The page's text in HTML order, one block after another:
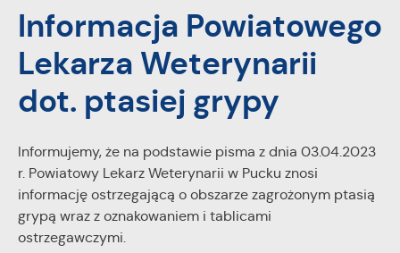
Informacja Powiatowego
Lekarza Weterynarii
dot. ptasiej grypy
Informujemy, że na podstawie pisma z dnia 03.04.2023
r. Powiatowy Lekarz Weterynarii w Pucku znosi
informację ostrzegającą o obszarze zagrożonym ptasią
grypą wraz z oznakowaniem i tablicami
ostrzegawczymi.
personalizację określonych funkcjonalności czy
prezentowanych treści.
Dzięki tym plikom cookies możemy zapewnić Ci większy
komfort korzystania z funkcjonalności naszej strony poprzez
dopasowanie jej do Twoich indywidualnych preferencji.
Wyrażenie zgody na funkcjonalne i personalizacyjne pliki
stronie.
Więcej
Analityczne
Analityczne pliki cookies pomagają nam rozwijać się i
dostosowywać do Twoich potrzeb.
Cookies analityczne pozwalają na uzyskanie informacji w
zakresie wykorzystywania witryny internetowej, miejsca oraz
częstotliwości, z jaką odwiedzane są nasze serwisy www.
Dane pozwalają nam na ocenę naszych serwisów
Więcej